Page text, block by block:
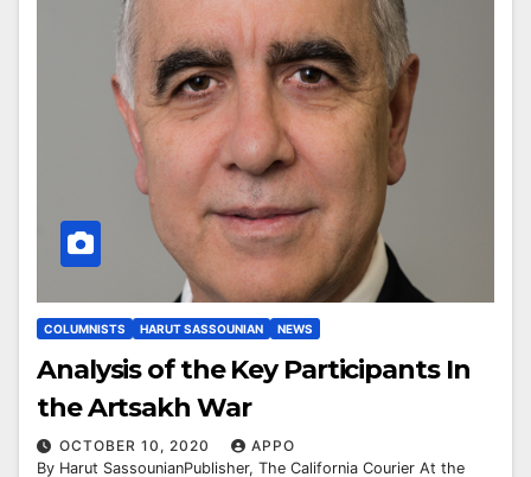
COLUMNISTS HARUT SASSOUNIAN NEWS
Analysis of the Key Participants In
the Artsakh War
OCTOBER 10, 2020
APPO
By Harut SassounianPublisher, The California Courier At the